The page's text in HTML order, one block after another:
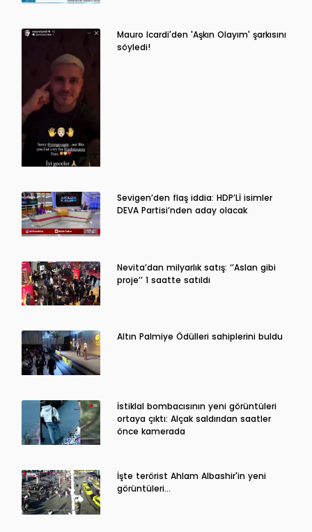
Mauro Icardi'den 'Aşkın Olayım' şarkısını
söyledi!
Sevigen’den flaş iddia: HDP’Lİ isimler
DEVA Partisi’nden aday olacak
Nevita’dan milyarlık satış: ‘’Aslan gibi
proje’’ 1 saatte satıldı
Altın Palmiye Ödülleri sahiplerini buldu
İstiklal bombacısının yeni görüntüleri
ortaya çıktı: Alçak saldırıdan saatler
önce kamerada
İşte terörist Ahlam Albashir'in yeni
görüntüleri…